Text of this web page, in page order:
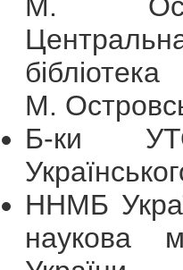
М.
М.
Б-ки
ННМБ
наукова